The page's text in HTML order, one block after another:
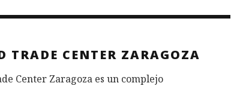
TRADE CENTER ZARAGOZA
Center Zaragoza es un complejo